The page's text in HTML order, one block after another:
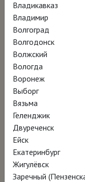
полотна
помощи
Ротко,
вместе с
Барнеттом
перед
всадников
именно он
в совместных
сближался с
Сейчас
дорогих
Владикавказ
Владимир
Волгоград
Волгодонск
Волжский
Вологда
Воронеж
Выборг
Вязьма
Геленджик
Двуреченск
Ейск
Екатеринбург
Жигулёвск
Заречный